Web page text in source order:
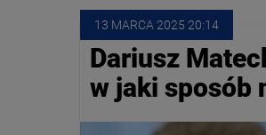
Dariusz
w jaki sposób
13 MARCA 2025 20:14